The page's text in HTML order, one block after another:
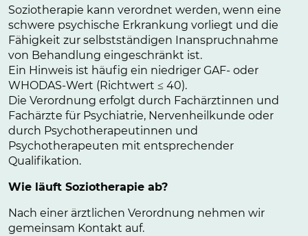
Soziotherapie kann verordnet werden, wenn eine
schwere psychische Erkrankung vorliegt und die
Fähigkeit zur selbstständigen Inanspruchnahme
von Behandlung eingeschränkt ist.
Ein Hinweis ist häufig ein niedriger GAF- oder
WHODAS-Wert (Richtwert ≤ 40).
Die Verordnung erfolgt durch Fachärztinnen und
Fachärzte für Psychiatrie, Nervenheilkunde oder
durch Psychotherapeutinnen und
Psychotherapeuten mit entsprechender
Qualifikation.
Wie läuft Soziotherapie ab?
Nach einer ärztlichen Verordnung nehmen wir
gemeinsam Kontakt auf.